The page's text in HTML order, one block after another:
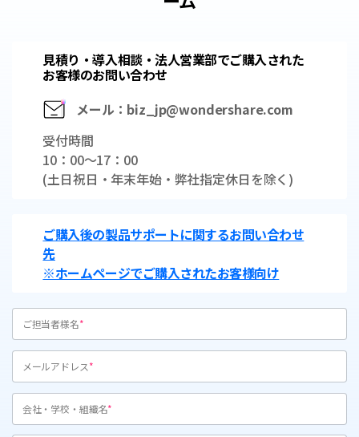
見積り・導入相談・法人営業部でご購入された
お客様のお問い合わせ
メール：biz_jp@wondershare.com
受付時間
10：00～17：00
(土日祝日・年末年始・弊社指定休日を除く)
ご購入後の製品サポートに関するお問い合わせ
先
※ホームページでご購入されたお客様向け
ご担当者様名
メールアドレス
会社・学校・組織名